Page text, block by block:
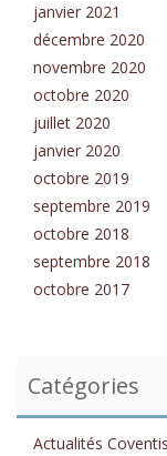
janvier 2021
décembre 2020
novembre 2020
octobre 2020
juillet 2020
janvier 2020
octobre 2019
septembre 2019
octobre 2018
septembre 2018
octobre 2017
Catégories
Actualités Coventis